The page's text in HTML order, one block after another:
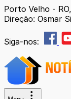
Porto Velho -
Direção: Osmar
Siga-nos: